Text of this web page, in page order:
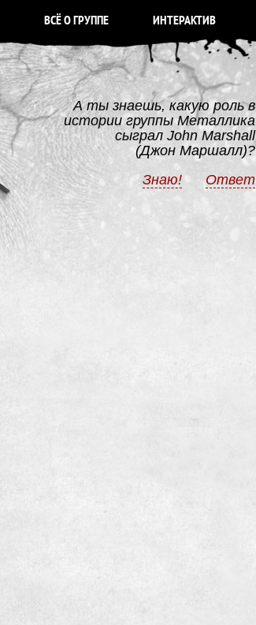
ВСЁ О ГРУППЕ ИНТЕРАКТИВ
А ты знаешь, какую роль в
истории группы Металлика
сыграл John Marshall
(Джон Маршалл)?
Знаю!
Ответ